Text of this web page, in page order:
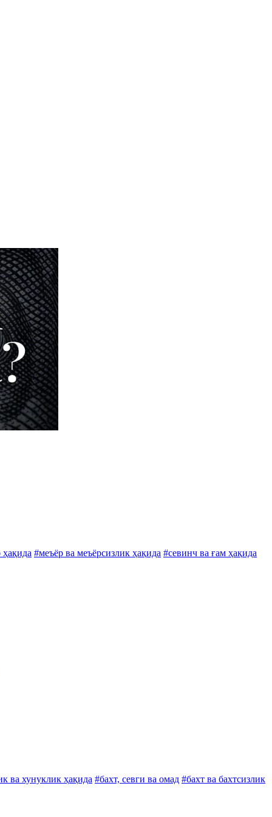
ҳақида #меъёр ва меъёрсизлик ҳақида #севинч ва ғам ҳақида
ва хунуклик ҳақида #бахт, севги ва омад #бахт ва бахтсизлик